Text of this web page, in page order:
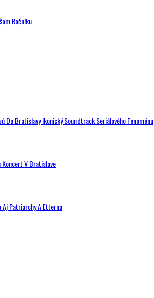
Ročníku
Do Bratislavy Ikonický Soundtrack Seriálového Fenoménu
Koncert V Bratislave
Aj Patriarchy A Etterna